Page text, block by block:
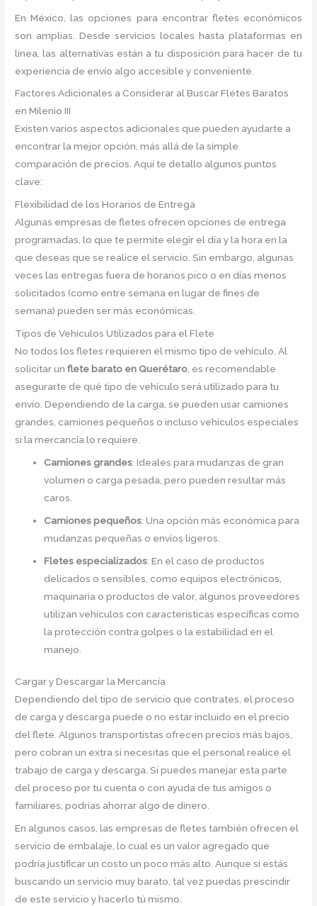
En México, las opciones para encontrar fletes económicos
son amplias. Desde servicios locales hasta plataformas en
línea, las alternativas están a tu disposición para hacer de tu
experiencia de envío algo accesible y conveniente.
Factores Adicionales a Considerar al Buscar Fletes Baratos
en Milenio III
Existen varios aspectos adicionales que pueden ayudarte a
encontrar la mejor opción, más allá de la simple
comparación de precios. Aquí te detallo algunos puntos
clave:
Flexibilidad de los Horarios de Entrega
Algunas empresas de fletes ofrecen opciones de entrega
programadas, lo que te permite elegir el día y la hora en la
que deseas que se realice el servicio. Sin embargo, algunas
veces las entregas fuera de horarios pico o en días menos
solicitados (como entre semana en lugar de fines de
semana) pueden ser más económicas.
Tipos de Vehículos Utilizados para el Flete
No todos los fletes requieren el mismo tipo de vehículo. Al
solicitar unflete barato en Querétaro , es recomendable
asegurarte de qué tipo de vehículo será utilizado para tu
envío. Dependiendo de la carga, se pueden usar camiones
grandes, camiones pequeños o incluso vehículos especiales
si la mercancía lo requiere.
Camiones grandes: Ideales para mudanzas de gran
volumen o carga pesada, pero pueden resultar más
caros.
Camiones pequeños: Una opción más económica para
mudanzas pequeñas o envíos ligeros.
Fletes especializados: En el caso de productos
delicados o sensibles, como equipos electrónicos,
maquinaria o productos de valor, algunos proveedores
utilizan vehículos con características específicas como
la protección contra golpes o la estabilidad en el
manejo.
Cargar y Descargar la Mercancía
Dependiendo del tipo de servicio que contrates, el proceso
de carga y descarga puede o no estar incluido en el precio
del flete. Algunos transportistas ofrecen precios más bajos,
pero cobran un extra si necesitas que el personal realice el
trabajo de carga y descarga. Si puedes manejar esta parte
del proceso por tu cuenta o con ayuda de tus amigos o
familiares, podrías ahorrar algo de dinero.
En algunos casos, las empresas de fletes también ofrecen el
servicio de embalaje, lo cual es un valor agregado que
podría justificar un costo un poco más alto. Aunque si estás
buscando un servicio muy barato, tal vez puedas prescindir
de este servicio y hacerlo tú mismo.